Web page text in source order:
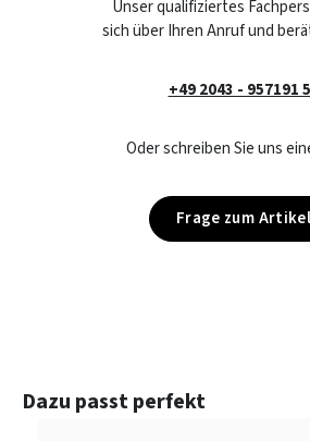
Unser qualifiziertes
sich über Ihren Anruf und
+49 2043 - 957191
Oder schreiben Sie uns
Frage zum Artikel
Produktgalerie überspringen
Dazu passt perfekt